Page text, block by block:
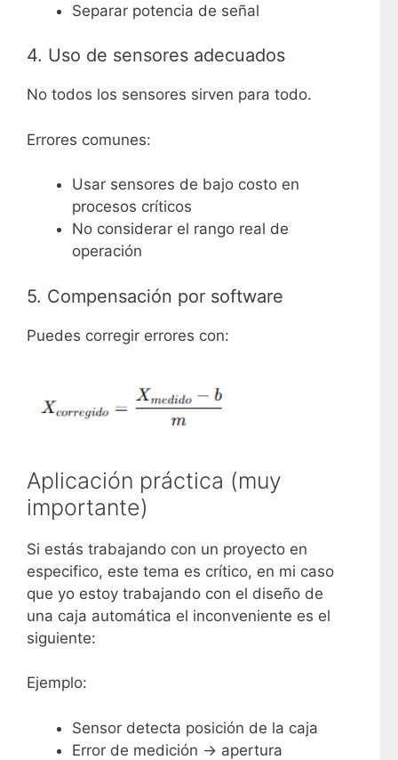
Separar potencia de señal
4. Uso de sensores adecuados
No todos los sensores sirven para todo.
Errores comunes:
Usar sensores de bajo costo en
procesos críticos
No considerar el rango real de
operación
5. Compensación por software
Puedes corregir errores con:
Aplicación práctica (muy
importante)
Si estás trabajando con un proyecto en
especifico, este tema es crítico, en mi caso
que yo estoy trabajando con el diseño de
una caja automática el inconveniente es el
siguiente:
Ejemplo:
Sensor detecta posición de la caja
Error de medición → apertura